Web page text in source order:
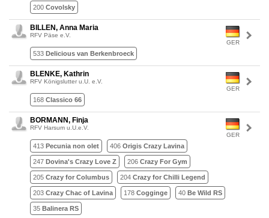
200 Covolsky
GER
BILLEN, Anna Maria
RFV Päse e.V.
533 Delicious van Berkenbroeck
GER
BLENKE, Kathrin
RFV Königslutter u.U. e.V.
168 Classico 66
GER
BORMANN, Finja
RFV Harsum u.U.e.V.
413 Pecunia non olet 406 Origis Crazy Lavina
247 Dovina's Crazy Love Z 206 Crazy For Gym
205 Crazy for Columbus 204 Crazy for Chilli Legend
203 Crazy Chac of Lavina 178 Cogginge 40 Be Wild RS
35 Balinera RS